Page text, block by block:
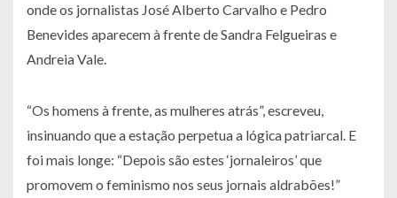
onde os jornalistas José Alberto Carvalho e Pedro
Benevides aparecem à frente de Sandra Felgueiras e
Andreia Vale.
“Os homens à frente, as mulheres atrás”, escreveu,
insinuando que a estação perpetua a lógica patriarcal. E
foi mais longe: “Depois são estes ‘jornaleiros’ que
promovem o feminismo nos seus jornais aldrabões!”